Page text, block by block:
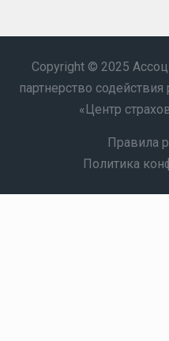
Copyright © 2025
партнерство
«Центр
Правила
Политика